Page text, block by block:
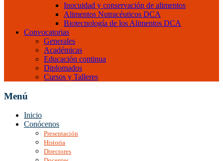
Inocuidad y conservación de alimentos
Alimentos Nutracéuticos DCA
Biotecnología de los Alimentos DCA
Convocatorias
Generales
Académicas
Educación continua
Diplomados
Cursos y Talleres
Menú
Inicio
Conócenos
Presentación
Historia
Directores